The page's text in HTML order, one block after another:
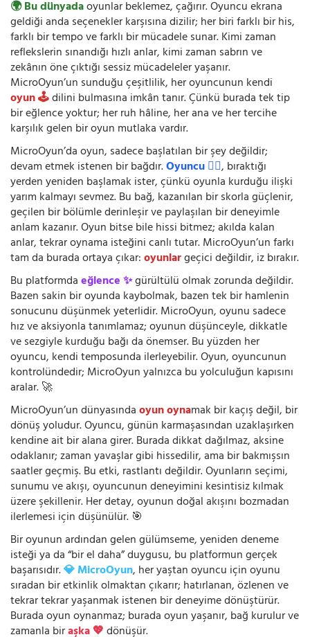
🌍 Bu dünyadaoyunlar beklemez, çağırır. Oyuncu ekrana
geldiği anda seçenekler karşısına dizilir; her biri farklı bir his,
farklı bir tempo ve farklı bir mücadele sunar. Kimi zaman
reflekslerin sınandığı hızlı anlar, kimi zaman sabrın ve
zekânın öne çıktığı sessiz mücadeleler yaşanır.
MicroOyun’un sunduğu çeşitlilik, her oyuncunun kendi
oyun 🕹️dilini bulmasına imkân tanır. Çünkü burada tek tip
bir eğlence yoktur; her ruh hâline, her ana ve her tercihe
karşılık gelen bir oyun mutlaka vardır.
MicroOyun’da oyun, sadece başlatılan bir şey değildir;
devam etmek istenen bir bağdır.Oyuncu 🧍‍♂️, bıraktığı
yerden yeniden başlamak ister, çünkü oyunla kurduğu ilişki
yarım kalmayı sevmez. Bu bağ, kazanılan bir skorla güçlenir,
geçilen bir bölümle derinleşir ve paylaşılan bir deneyimle
anlam kazanır. Oyun bitse bile hissi bitmez; akılda kalan
anlar, tekrar oynama isteğini canlı tutar. MicroOyun’un farkı
tam da burada ortaya çıkar:oyunlargeçici değildir, iz bırakır.
Bu platformdaeğlence ✨gürültülü olmak zorunda değildir.
Bazen sakin bir oyunda kaybolmak, bazen tek bir hamlenin
sonucunu düşünmek yeterlidir. MicroOyun, oyunu sadece
hız ve aksiyonla tanımlamaz; oyunun düşünceyle, dikkatle
ve sezgiyle kurduğu bağı da önemser. Bu yüzden her
oyuncu, kendi temposunda ilerleyebilir. Oyun, oyuncunun
kontrolündedir; MicroOyun yalnızca bu yolculuğun kapısını
aralar. 🚀
MicroOyun’un dünyasındaoyun oynamak bir kaçış değil, bir
dönüş yoludur. Oyuncu, günün karmaşasından uzaklaşırken
kendine ait bir alana girer. Burada dikkat dağılmaz, aksine
odaklanır; zaman yavaşlar gibi hissedilir, ama bir bakmışsın
saatler geçmiş. Bu etki, rastlantı değildir. Oyunların seçimi,
sunumu ve akışı, oyuncunun deneyimini kesintisiz kılmak
üzere şekillenir. Her detay, oyunun doğal akışını bozmadan
ilerlemesi için düşünülür. 🎯
Bir oyunun ardından gelen gülümseme, yeniden deneme
isteği ya da “bir el daha” duygusu, bu platformun gerçek
başarısıdır.💎 MicroOyun, her yaştan oyuncu için oyunu
sıradan bir etkinlik olmaktan çıkarır; hatırlanan, özlenen ve
tekrar tekrar yaşanmak istenen bir deneyime dönüştürür.
Burada oyun oynanmaz; burada oyun yaşanır, bağ kurulur ve
zamanla biraşka 💖dönüşür.